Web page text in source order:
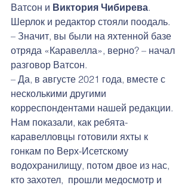
Ватсон и Виктория Чибирева.
Шерлок и редактор стояли поодаль.
– Значит, вы были на яхтенной базе
отряда «Каравелла», верно? – начал
разговор Ватсон.
– Да, в августе 2021 года, вместе с
несколькими другими
корреспондентами нашей редакции.
Нам показали, как ребята-
каравелловцы готовили яхты к
гонкам по Верх-Исетскому
водохранилищу, потом двое из нас,
кто захотел,  прошли медосмотр и